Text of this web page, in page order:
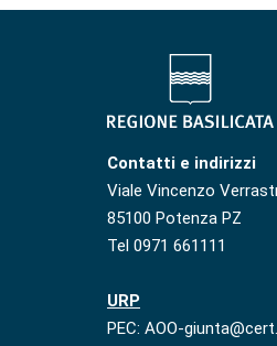
Contatti e indirizzi
Viale Vincenzo
85100 Potenza PZ
Tel 0971 661111
URP
PEC: AOO-